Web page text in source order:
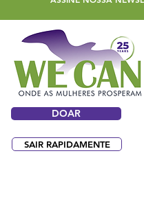
DOAR
SAIR RAPIDAMENTE